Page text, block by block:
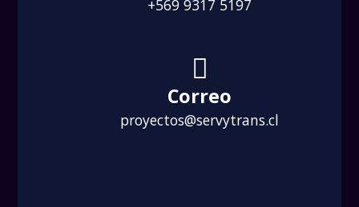
+569 9317 5197
Correo
proyectos@servytrans.cl